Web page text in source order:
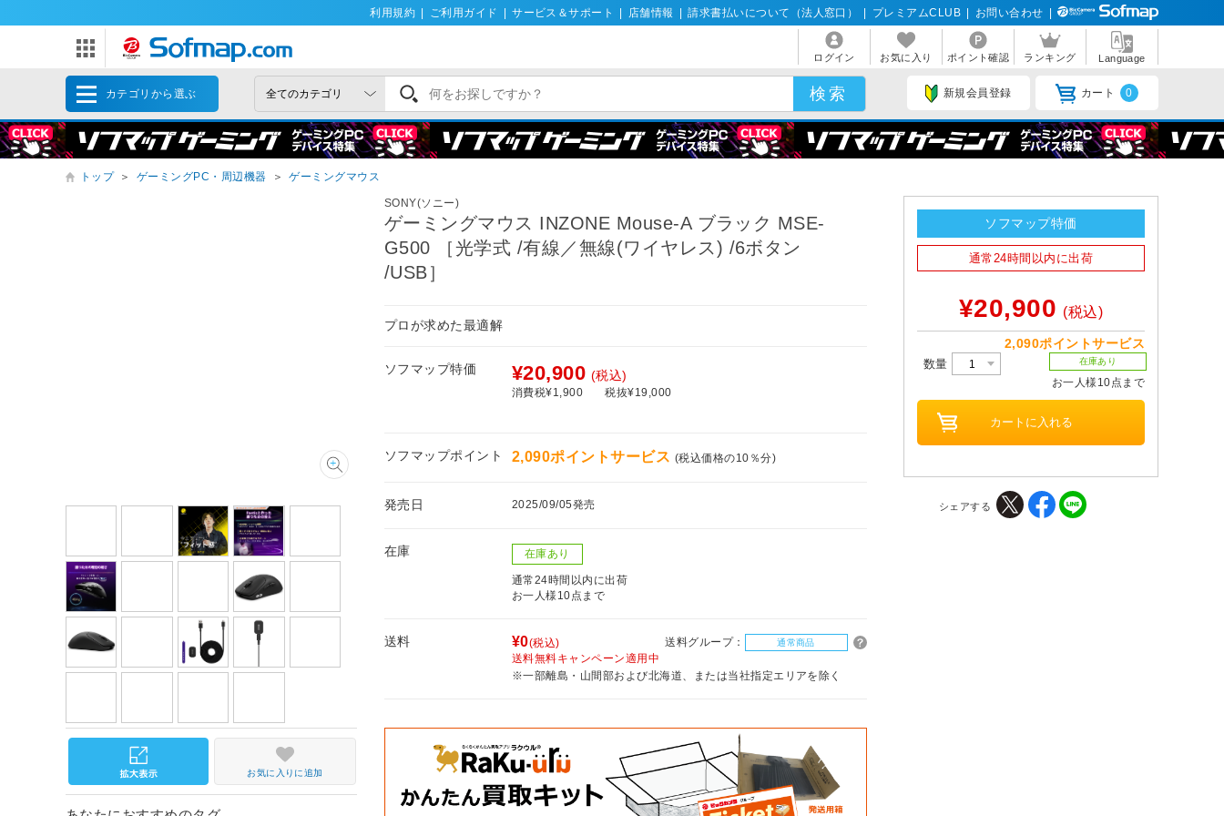
利用規約 ご利用ガイド サービス＆サポート 店舗情報 請求書払いについて（法人窓口） プレミアムCLUB お問い合わせ
ログイン お気に入り ポイント確認 ランキング Language
カテゴリから選ぶ 新規会員登録 カート 0
トップ ＞ ゲーミングPC・周辺機器 ＞ ゲーミングマウス
SONY(ソニー)
ゲーミングマウス INZONE Mouse-A ブラック MSE-
G500 ［光学式 /有線／無線(ワイヤレス) /6ボタン
/USB］
プロが求めた最適解
ソフマップ特価 ¥20,900 (税込)
消費税¥1,900 税抜¥19,000
ソフマップポイント 2,090ポイントサービス (税込価格の10％分)
発売日 2025/09/05発売
在庫 在庫あり
通常24時間以内に出荷
お一人様10点まで
送料 ¥0(税込) 送料グループ： 通常商品
送料無料キャンペーン適用中
※一部離島・山間部および北海道、または当社指定エリアを除く
お気に入りに追加
ソフマップ特価
通常24時間以内に出荷
¥20,900 (税込)
2,090ポイントサービス
数量 在庫あり
お一人様10点まで
シェアする